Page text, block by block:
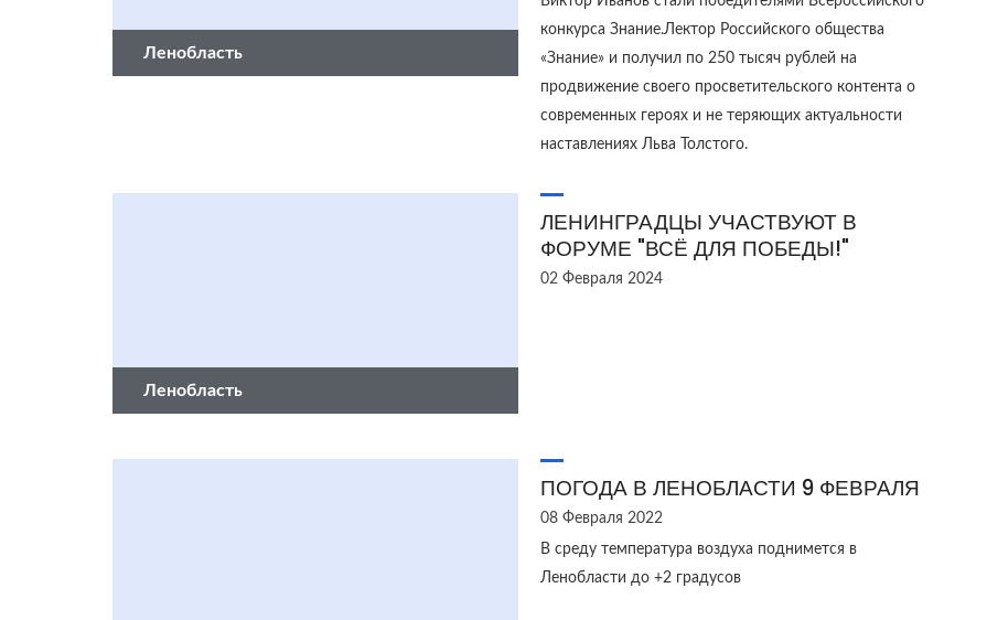
Ленобласть
конкурса Знание.Лектор Российского общества
«Знание» и получил по 250 тысяч рублей на
продвижение своего просветительского контента о
современных героях и не теряющих актуальности
наставлениях Льва Толстого.
Ленобласть
ЛЕНИНГРАДЦЫ УЧАСТВУЮТ В
ФОРУМЕ "ВСЁ ДЛЯ ПОБЕДЫ!"
02 Февраля 2024
ПОГОДА В ЛЕНОБЛАСТИ 9 ФЕВРАЛЯ
08 Февраля 2022
В среду температура воздуха поднимется в
Ленобласти до +2 градусов